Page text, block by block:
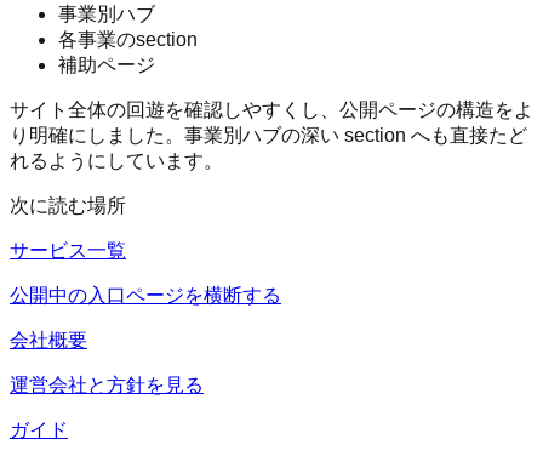
事業別ハブ
各事業のsection
補助ページ
サイト全体の回遊を確認しやすくし、公開ページの構造をよ
り明確にしました。事業別ハブの深い section へも直接たど
れるようにしています。
次に読む場所
サービス一覧
公開中の入口ページを横断する
会社概要
運営会社と方針を見る
ガイド